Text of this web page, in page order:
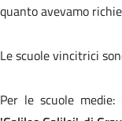
quanto avevamo
Le scuole vincitrici
Per le scuole medie: